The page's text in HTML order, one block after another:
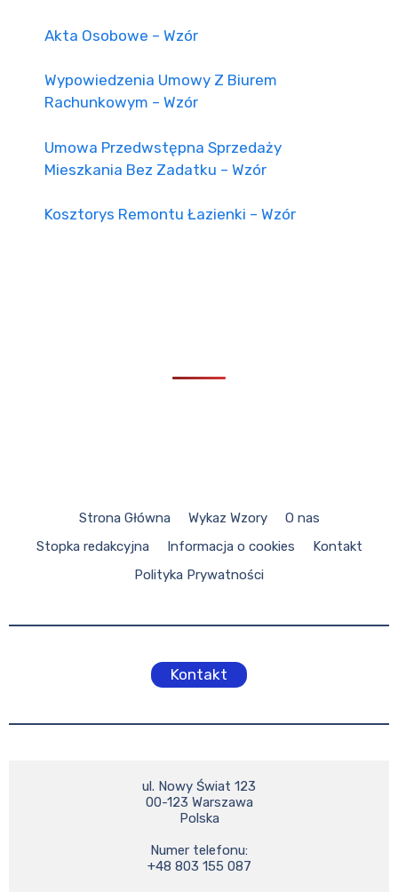
Akta Osobowe – Wzór
Wypowiedzenia Umowy Z Biurem
Rachunkowym – Wzór
Umowa Przedwstępna Sprzedaży
Mieszkania Bez Zadatku – Wzór
Kosztorys Remontu Łazienki – Wzór
Strona Główna Wykaz Wzory
O nas
Stopka redakcyjna
Informacja o cookies
Kontakt
Polityka Prywatności
Kontakt
ul. Nowy Świat 123
00-123 Warszawa
Polska
Numer telefonu:
+48 803 155 087